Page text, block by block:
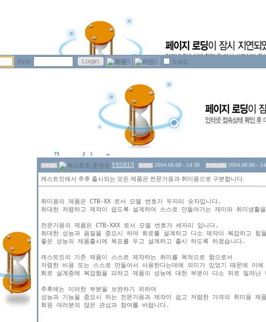
PASS SAVE
73 2 3
NAME YEOEUI DATE 2004.08.08 - 14:38 UPDATE 2004.08.08 -
캐스트킷에서 추후 출시되는 모든 제품은 전문가용과 취미용으로 구분합니다.
취미용의 제품은 CTB-XX 로서 모델 번호가 두자리 숫자입니다.
최대한 저렴하고 제작이 쉽도록 설계하여 스스로 만들어가는 재미와 취미생활
전문가용의 제품은 CTB-XXX 로서 모델 번호가 세자리 입니다.
최대한 성능과 음질을 중요시 하여 회로를 설계하고 다소 제작이 복잡하고 힘
좋은 성능의 제품출시에 목표를 두고 설계하고 출시 하도록 하겠습니다.
캐스트킷의 기존 제품이 스스로 제작하는 취미를 목적으로 함으로서
저렴한 비용 또는 스스로 만들어서 사용한다는데에 의미가 있었기 때문에 이에
회로 설계중에 복잡함을 피하고 제품의 성능에 대한 부분이 다소 뒤로 밀려난
추후에는 이러한 부분을 보완하기 위하여
성능과 기능을 중요시 하는 전문가용과 제작이 쉽고 저렴한 가격의 취미용 제